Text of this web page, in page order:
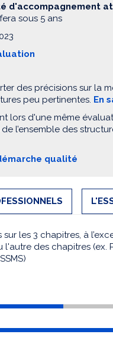
d'accompagnement
sous 5 ans
des précisions sur la
peu pertinentes. En
lors d'une même
l’ensemble des
qualité
les 3 chapitres, à
des chapitres (ex.